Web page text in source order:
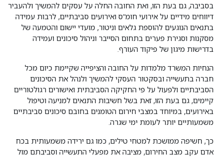
בסביבה, גם בעת הזו, ואת החובה החלה על עסקים להמשיך ולהעביר
דיווחים מידיים על אירועי חומ”ס ואירועים סביבתיים, לרבות עמידה
בתנאים הנוגעים להוספת גלאים וניטור, מועדי יישום והטמעה של
מסקנות וסגירת פערים בתחום הסייבר וניהול סיכונים ועמידה
בדרישות מיגון של פיקוד העורף.
הנחיות המשרד מלמדות על החובה והציפייה שקיימת כיום מכל
חברה בתעשייה ובסקטור העסקי להמשיך ולנהל את הסיכונים
הסביבתיים ולפעול על פי החקיקה הסביבתית ואישורים רגולטוריים
קיימים, גם בעת הזו, זאת בשל חשיבות התנאים למניעה וטיפול
באירועים, במיוחד במצבי חירום הטומנים בחובם סיכונים סביבתיים
משמעותיים יותר לעומת ימי שגרה.
כך, חשיפה ממושכת למטחי טילים, כמו גם ירידה משמעותית בכח
אדם עקב מצב החירום, מציבה את מפעלי התעשייה וסביבתם מול